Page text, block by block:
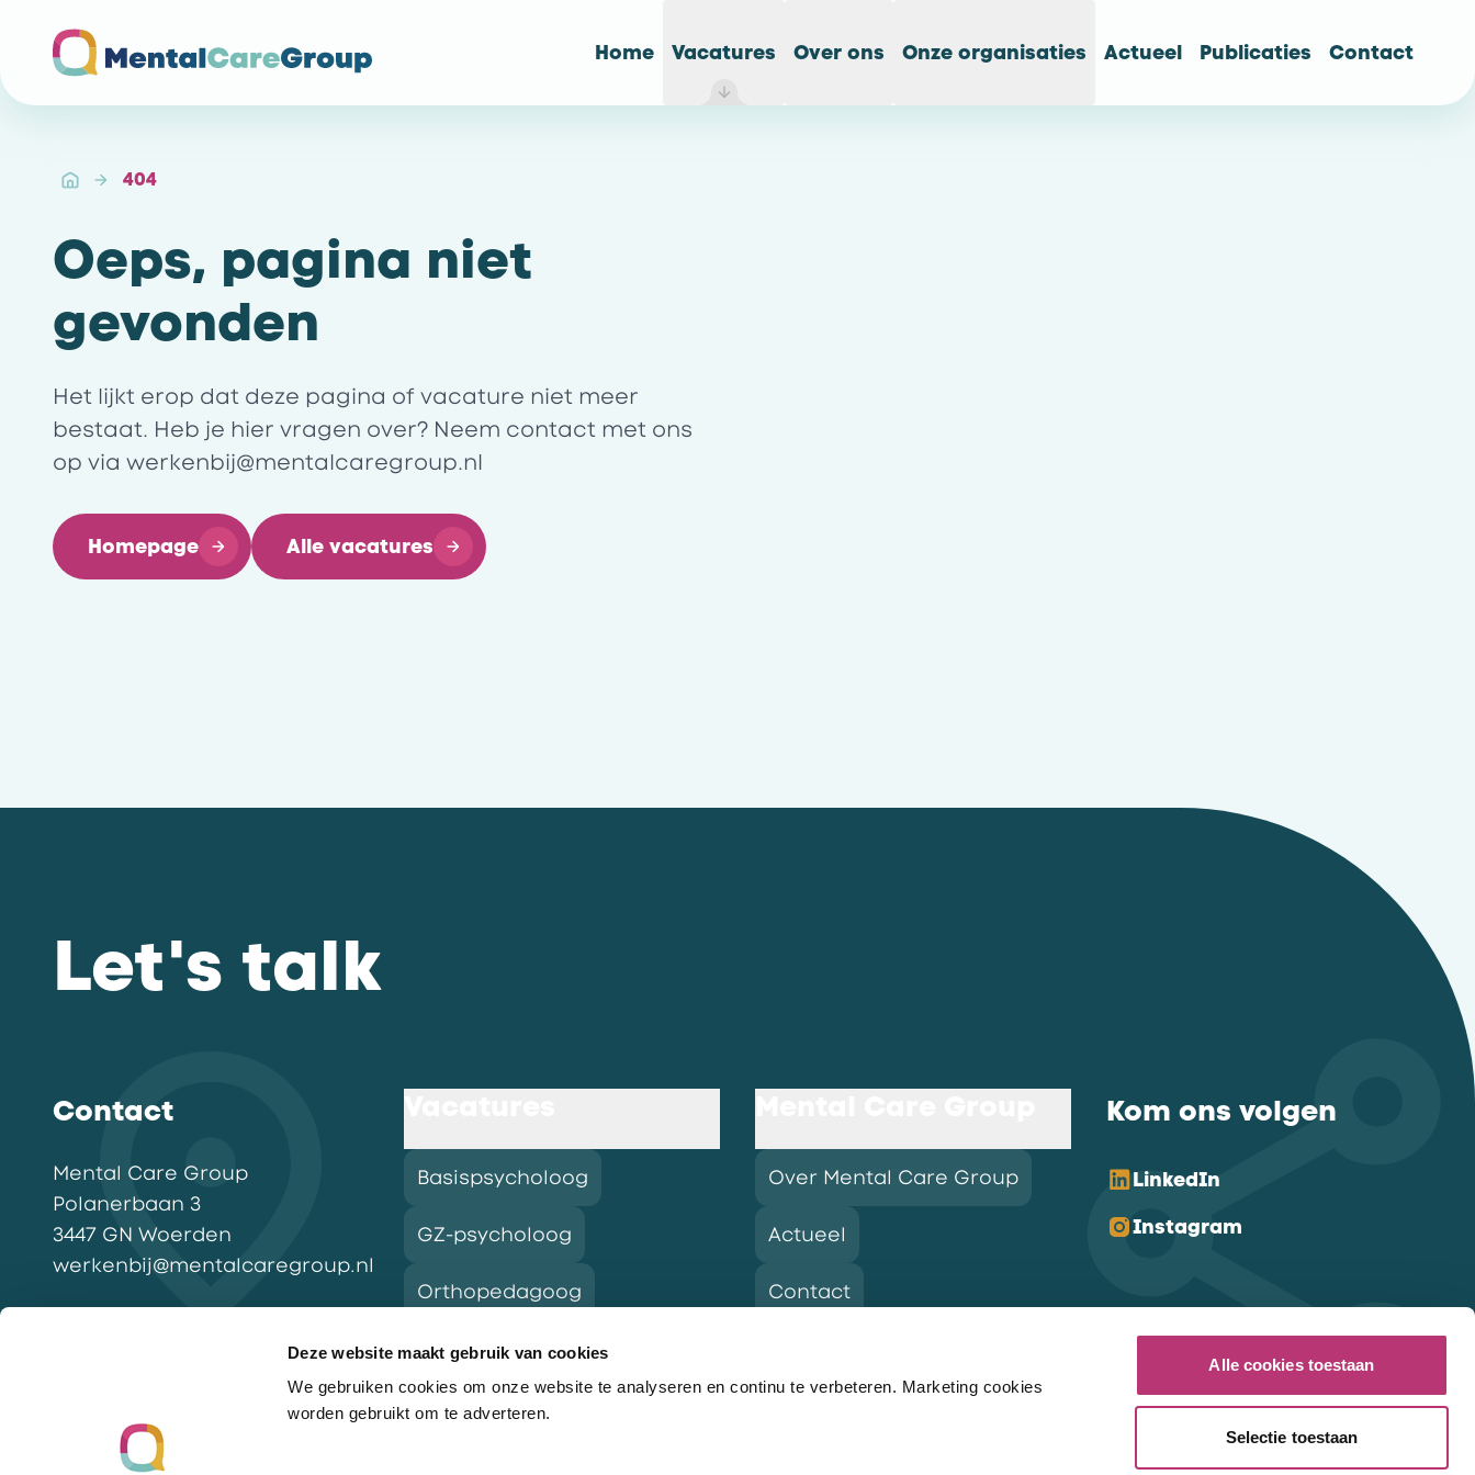
Deze website maakt gebruik van cookies
We gebruiken cookies om onze website te analyseren en continu te verbeteren. Marketing cookies
worden gebruikt om te adverteren.
Alle cookies toestaan
Selectie toestaan
Home Vacatures Over ons Onze organisaties Actueel Publicaties Contact
404
Oeps, pagina niet
gevonden
Het lijkt erop dat deze pagina of vacature niet meer
bestaat. Heb je hier vragen over? Neem contact met ons
op via werkenbij@mentalcaregroup.nl
Homepage Alle vacatures
Let's talk
Contact
Mental Care Group
Polanerbaan 3
3447 GN Woerden
werkenbij@mentalcaregroup.nl
Basispsycholoog
GZ-psycholoog
Orthopedagoog
Over Mental Care Group
Actueel
Contact
Kom ons volgen
LinkedIn
Instagram
Ga naar de homepagina
Vacatures